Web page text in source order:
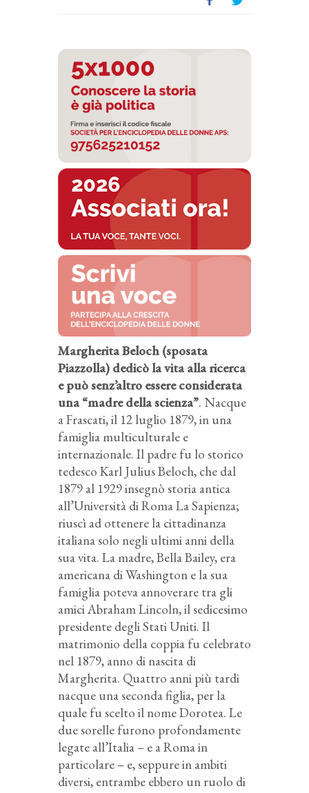
Margherita Beloch (sposata
Piazzolla) dedicò la vita alla ricerca
e può senz’altro essere considerata
una “madre della scienza”. Nacque
a Frascati, il 12 luglio 1879, in una
famiglia multiculturale e
internazionale. Il padre fu lo storico
tedesco Karl Julius Beloch, che dal
1879 al 1929 insegnò storia antica
all’Università di Roma La Sapienza;
riuscì ad ottenere la cittadinanza
italiana solo negli ultimi anni della
sua vita. La madre, Bella Bailey, era
americana di Washington e la sua
famiglia poteva annoverare tra gli
amici Abraham Lincoln, il sedicesimo
presidente degli Stati Uniti. Il
matrimonio della coppia fu celebrato
nel 1879, anno di nascita di
Margherita. Quattro anni più tardi
nacque una seconda figlia, per la
quale fu scelto il nome Dorotea. Le
due sorelle furono profondamente
legate all’Italia – e a Roma in
particolare – e, seppure in ambiti
diversi, entrambe ebbero un ruolo di